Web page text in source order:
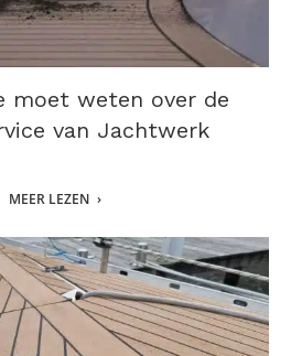
moet weten over de
van Jachtwerk
MEER LEZEN